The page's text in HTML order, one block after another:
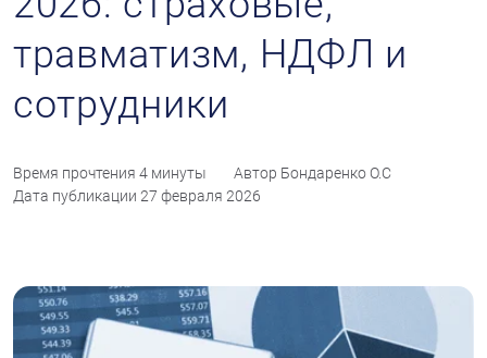
травматизм, НДФЛ и
сотрудники
Время прочтения 4 минуты Автор Бондаренко О.С
Дата публикации 27 февраля 2026